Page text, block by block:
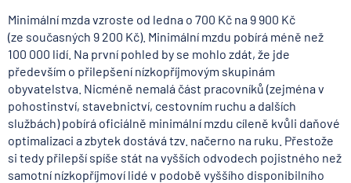
Minimální mzda vzroste od ledna o 700 Kč na 9 900 Kč
(ze současných 9 200 Kč). Minimální mzdu pobírá méně než
100 000 lidí. Na první pohled by se mohlo zdát, že jde
především o přilepšení nízkopříjmovým skupinám
obyvatelstva. Nicméně nemalá část pracovníků (zejména v
pohostinství, stavebnictví, cestovním ruchu a dalších
službách) pobírá oficiálně minimální mzdu cíleně kvůli daňové
optimalizaci a zbytek dostává tzv. načerno na ruku. Přestože
si tedy přilepší spíše stát na vyšších odvodech pojistného než
samotní nízkopříjmoví lidé v podobě vyššího disponibilního